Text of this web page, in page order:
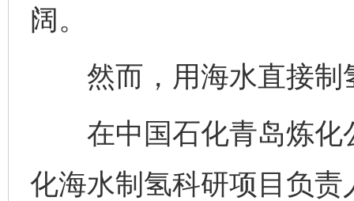
阔。
然而，用海水直接制
在中国石化青岛炼化
化海水制氢科研项目负